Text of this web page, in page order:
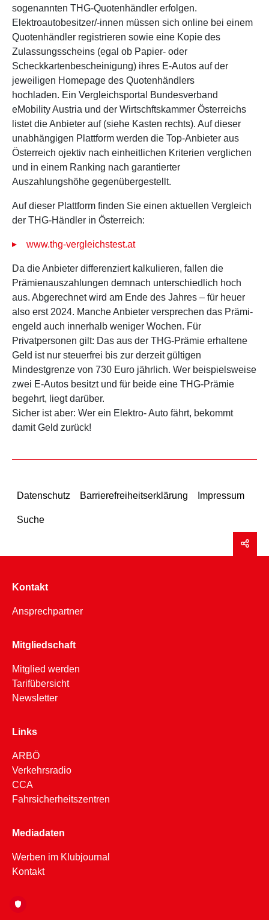
sogenannten THG-Quotenhändler erfolgen.
Elektroautobesitzer/-innen müssen sich online bei einem
Quotenhändler registrieren sowie eine Kopie des
Zulassungsscheins (egal ob Papier- oder
Scheckkartenbescheinigung) ihres E-Autos auf der
jeweiligen Homepage des Quotenhändlers
hochladen. Ein Vergleichsportal Bundesverband
eMobility Austria und der Wirtschftskammer Österreichs
listet die Anbieter auf (siehe Kasten rechts). Auf dieser
unabhängigen Plattform werden die Top-Anbieter aus
Österreich ojektiv nach einheitlichen Kriterien verglichen
und in einem Ranking nach garantierter
Auszahlungshöhe gegenübergestellt.
Auf dieser Plattform finden Sie einen aktuellen Vergleich
der THG-Händler in Österreich:
www.thg-vergleichstest.at
Da die Anbieter differenziert kalkulieren, fallen die
Prämienauszahlungen demnach unterschiedlich hoch
aus. Abgerechnet wird am Ende des Jahres – für heuer
also erst 2024. Manche Anbieter versprechen das Prämi-
engeld auch innerhalb weniger Wochen. Für
Privatpersonen gilt: Das aus der THG-Prämie erhaltene
Geld ist nur steuerfrei bis zur derzeit gültigen
Mindestgrenze von 730 Euro jährlich. Wer beispielsweise
zwei E-Autos besitzt und für beide eine THG-Prämie
begehrt, liegt darüber.
Sicher ist aber: Wer ein Elektro- Auto fährt, bekommt
damit Geld zurück!
Datenschutz Barrierefreiheitserklärung Impressum
Suche
Kontakt
Ansprechpartner
Mitgliedschaft
Mitglied werden
Tarifübersicht
Newsletter
Links
ARBÖ
Verkehrsradio
CCA
Fahrsicherheitszentren
Mediadaten
Werben im Klubjournal
Kontakt